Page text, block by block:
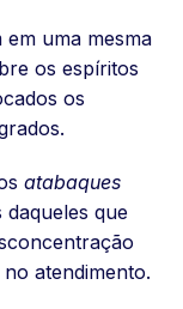
uma mesma
os espíritos
os
atabaques
que
atendimento.